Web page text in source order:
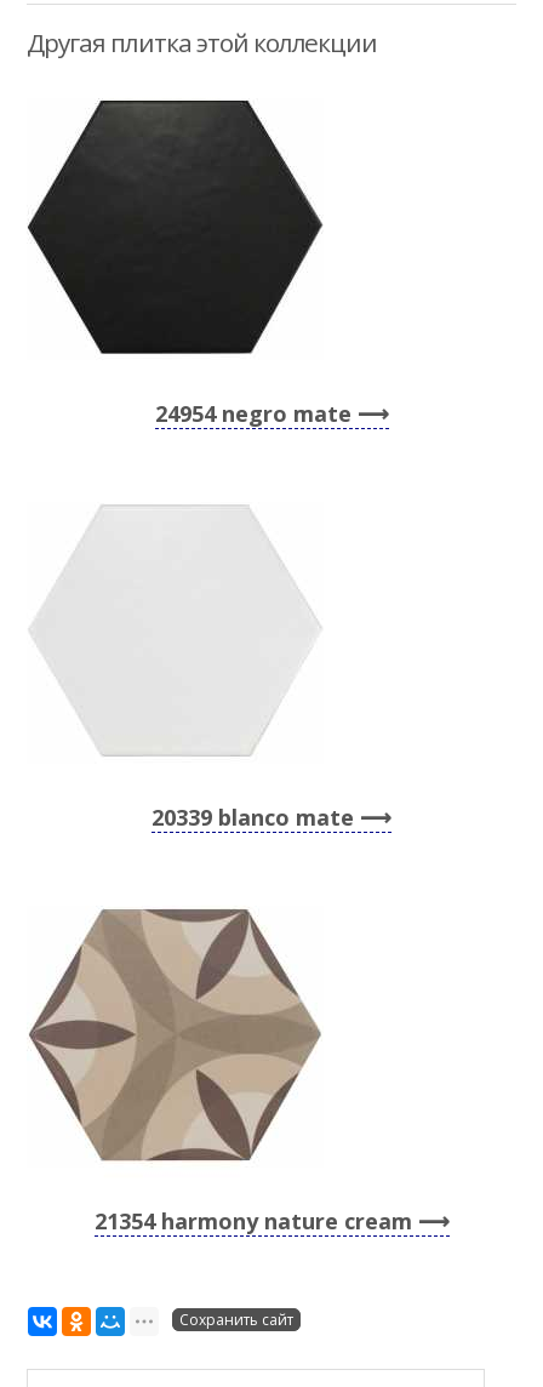
Другая плитка этой коллекции
24954 negro mate
20339 blanco mate
21354 harmony nature cream
Сохранить сайт